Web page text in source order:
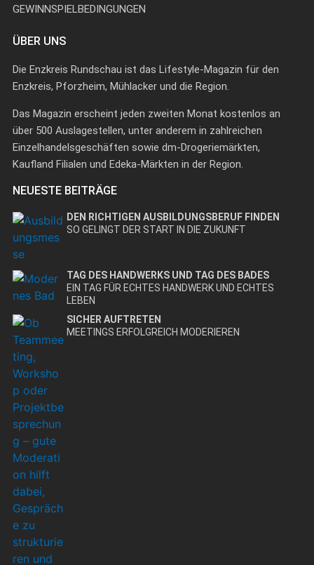
GEWINNSPIELBEDINGUNGEN
ÜBER UNS
Die Enzkreis Rundschau ist das Lifestyle-Magazin für den
Enzkreis, Pforzheim, Mühlacker und die Region.
Das Magazin erscheint jeden zweiten Monat kostenlos an
über 500 Auslagestellen, unter anderem in zahlreichen
Einzelhandelsgeschäften sowie dm-Drogeriemärkten,
Kaufland Filialen und Edeka-Märkten in der Region.
NEUESTE BEITRÄGE
DEN RICHTIGEN AUSBILDUNGSBERUF FINDEN
SO GELINGT DER START IN DIE ZUKUNFT
TAG DES HANDWERKS UND TAG DES BADES
EIN TAG FÜR ECHTES HANDWERK UND ECHTES
LEBEN
SICHER AUFTRETEN
MEETINGS ERFOLGREICH MODERIEREN